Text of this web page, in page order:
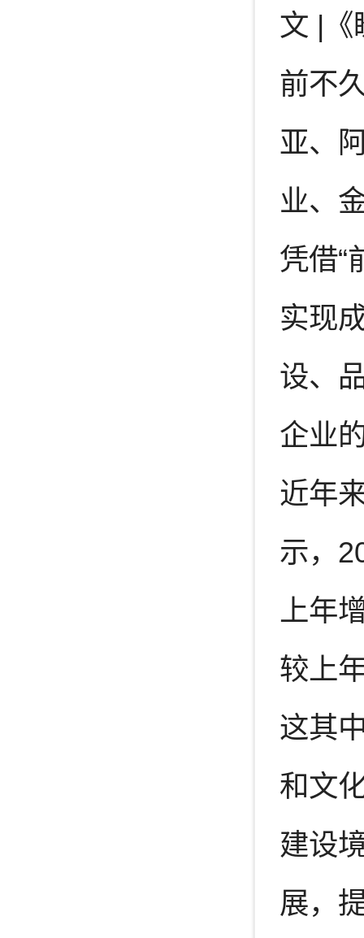
文 |《
前不
亚、
业、
凭借“
实现
设、
企业
近年
示，
上年
较上
这其
和文
建设
展，